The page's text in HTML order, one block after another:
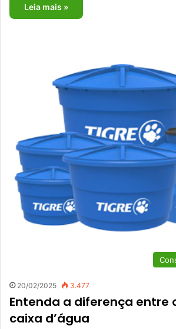
Leia mais »
20/02/2025 3.477
Entenda a diferença entre
caixa d’água